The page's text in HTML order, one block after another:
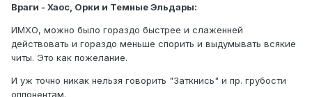
Враги - Хаос, Орки и Темные Эльдары:
ИМХО, можно было гораздо быстрее и слаженней
действовать и гораздо меньше спорить и выдумывать всякие
читы. Это как пожелание.
И уж точно никак нельзя говорить "Заткнись" и пр. грубости
оппонентам.